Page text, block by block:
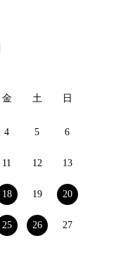
金 土 日
4 5 6
11 12 13
18 19 20
25 26 27